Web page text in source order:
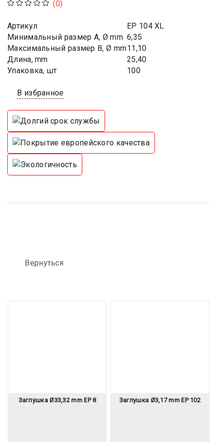
(0)
Артикул
EP 104 XL
Минимальный размер A, Ø mm 6,35
Максимальный размер B, Ø mm11,10
Длина, mm
25,40
Упаковка, шт
100
В избранное
Вернуться
Заглушка Ø33,32 mm EP 8 Заглушка Ø3,17 mm EP 102